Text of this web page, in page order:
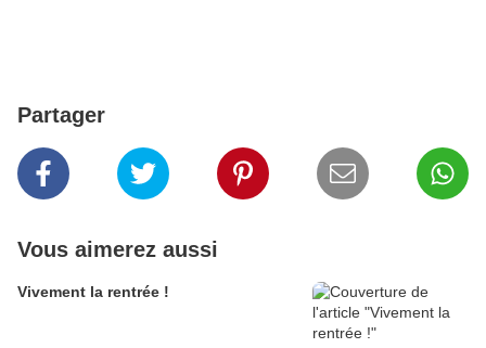
Partager
Vous aimerez aussi
Vivement la rentrée !